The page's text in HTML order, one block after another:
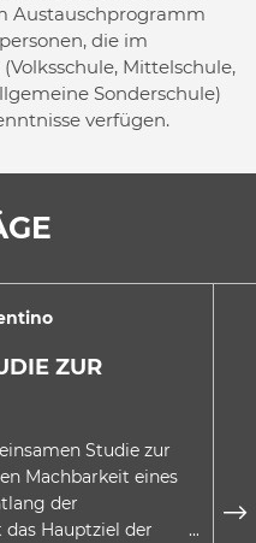
Austauschprogramm
die im
Mittelschule,
Sonderschule)
verfügen.
ZUR
Studie zur
Machbarkeit eines
der
das Hauptziel der